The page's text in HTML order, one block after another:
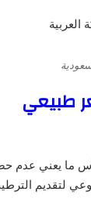
طبيعي
ما يعني عدم
لتقديم